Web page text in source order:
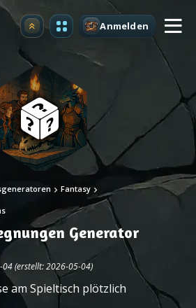
Upgrade Anmelden
Fantasy
Generator
(erstellt: 2026-05-04)
am Spieltisch plötzlich